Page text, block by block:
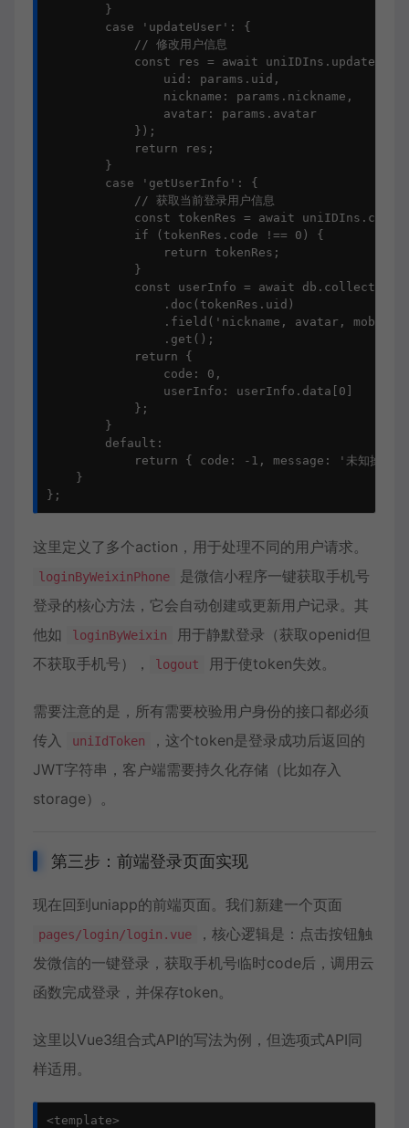
        }
        case 'updateUser': {
            // 修改用户信息
const res = await
                uid: params.uid,
                nickname: params.nickname,
                avatar: params.avatar
            });
            return res;
        }
        case 'getUserInfo': {
            // 获取当前登录用户信息
const tokenRes = await
            if (tokenRes.code !== 0) {
                return tokenRes;
            }
const userInfo = await
                .doc(tokenRes.uid)
.field('nickname, avatar, mobile,
                .get();
            return {
                code: 0,
                userInfo: userInfo.data[0]
            };
        }
        default:
return { code: -1, message: '未知操作'
    }
};
这里定义了多个action，用于处理不同的用户请求。
loginByWeixinPhone
是微信小程序一键获取手机号
登录的核心方法，它会自动创建或更新用户记录。其
他如
loginByWeixin
用于静默登录（获取openid但
不获取手机号），
logout 用于使token失效。
需要注意的是，所有需要校验用户身份的接口都必须
传入
uniIdToken
，这个token是登录成功后返回的
JWT字符串，客户端需要持久化存储（比如存入
storage）。
第三步：前端登录页面实现
现在回到uniapp的前端页面。我们新建一个页面
pages/login/login.vue
，核心逻辑是：点击按钮触
发微信的一键登录，获取手机号临时code后，调用云
函数完成登录，并保存token。
这里以Vue3组合式API的写法为例，但选项式API同
样适用。
<template>